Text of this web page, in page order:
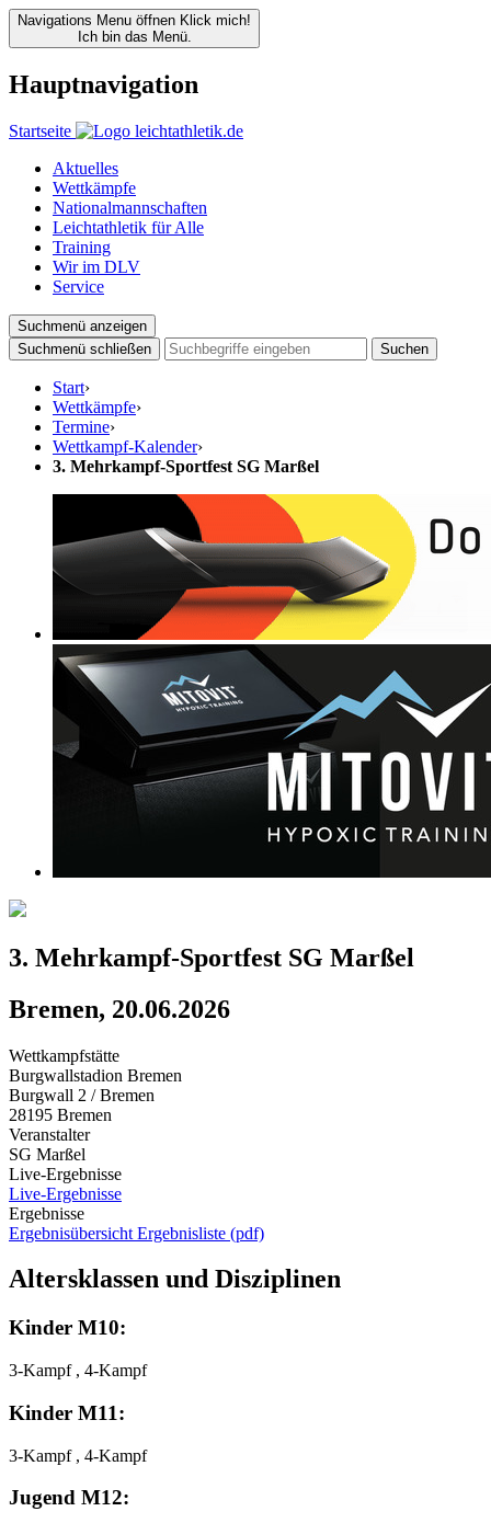
Navigations Menu öffnen Klick mich!
Ich bin das Menü.
Hauptnavigation
Startseite
Aktuelles
Wettkämpfe
Nationalmannschaften
Leichtathletik für Alle
Training
Wir im DLV
Service
Suchmenü anzeigen
Suchmenü schließen
Suchen
Start›
Wettkämpfe›
Termine›
Wettkampf-Kalender›
3. Mehrkampf-Sportfest SG Marßel
3. Mehrkampf-Sportfest SG Marßel
Bremen, 20.06.2026
Wettkampfstätte
Burgwallstadion Bremen
Burgwall 2 / Bremen
28195 Bremen
Veranstalter
SG Marßel
Live-Ergebnisse
Live-Ergebnisse
Ergebnisse
Ergebnisübersicht Ergebnisliste (pdf)
Altersklassen und Disziplinen
Kinder M10:
3-Kampf , 4-Kampf
Kinder M11:
3-Kampf , 4-Kampf
Jugend M12: